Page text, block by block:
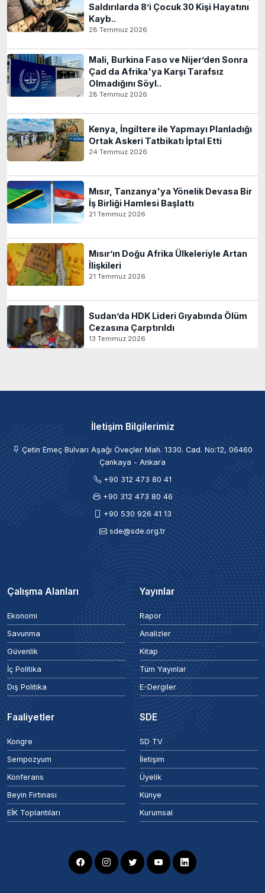
Saldırılarda 8’i Çocuk 30 Kişi Hayatını
Kayb..
28 Temmuz 2026
Mali, Burkina Faso ve Nijer’den Sonra
Çad da Afrika'ya Karşı Tarafsız
Olmadığını Söyl..
28 Temmuz 2026
Kenya, İngiltere ile Yapmayı Planladığı
Ortak Askeri Tatbikatı İptal Etti
24 Temmuz 2026
Mısır, Tanzanya'ya Yönelik Devasa Bir
İş Birliği Hamlesi Başlattı
21 Temmuz 2026
Mısır’ın Doğu Afrika Ülkeleriyle Artan
İlişkileri
21 Temmuz 2026
Sudan’da HDK Lideri Gıyabında Ölüm
Cezasına Çarptırıldı
13 Temmuz 2026
İletişim Bilgilerimiz
Çetin Emeç Bulvarı Aşağı Öveçler Mah. 1330. Cad. No:12, 06460
Çankaya - Ankara
+90 312 473 80 41
+90 312 473 80 46
+90 530 926 41 13
sde@sde.org.tr
Çalışma Alanları
Ekonomi
Savunma
Güvenlik
İç Politika
Dış Politika
Yayınlar
Rapor
Analizler
Kitap
Tüm Yayınlar
E-Dergiler
Faaliyetler
Kongre
Sempozyum
Konferans
Beyin Fırtınası
EİK Toplantıları
SDE
SD TV
İletişim
Üyelik
Künye
Kurumsal